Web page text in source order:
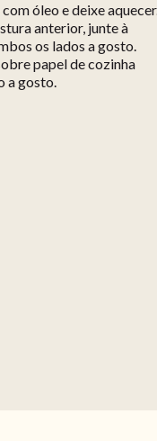
óleo e deixe
anterior, junte à
os lados a gosto.
papel de cozinha
a gosto.